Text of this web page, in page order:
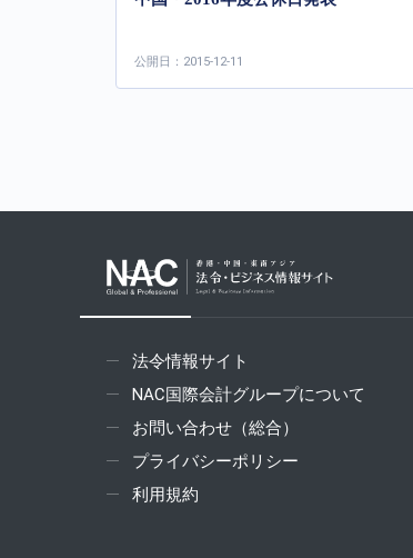
公開日：2015-12-11
法令情報サイト
NAC国際会計グループについて
お問い合わせ（総合）
プライバシーポリシー
利用規約